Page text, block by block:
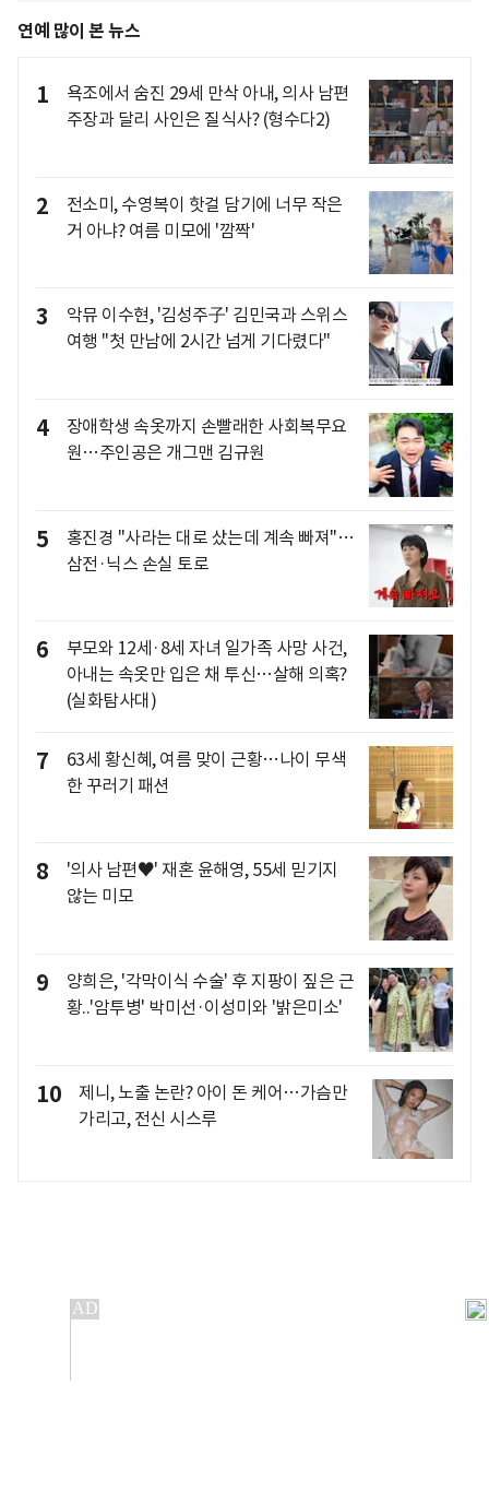
연예 많이 본 뉴스
1
욕조에서 숨진 29세 만삭 아내, 의사 남편
주장과 달리 사인은 질식사? (형수다2)
2
전소미, 수영복이 핫걸 담기에 너무 작은
거 아냐? 여름 미모에 '깜짝'
3
악뮤 이수현, '김성주子' 김민국과 스위스
여행 "첫 만남에 2시간 넘게 기다렸다"
4
장애학생 속옷까지 손빨래한 사회복무요
원…주인공은 개그맨 김규원
5
홍진경 "사라는 대로 샀는데 계속 빠져"…
삼전·닉스 손실 토로
6
부모와 12세·8세 자녀 일가족 사망 사건,
아내는 속옷만 입은 채 투신…살해 의혹?
(실화탐사대)
7
63세 황신혜, 여름 맞이 근황…나이 무색
한 꾸러기 패션
8
'의사 남편♥' 재혼 윤해영, 55세 믿기지
않는 미모
9
양희은, '각막이식 수술' 후 지팡이 짚은 근
황..'암투병' 박미선·이성미와 '밝은미소'
10
제니, 노출 논란? 아이 돈 케어…가슴만
가리고, 전신 시스루